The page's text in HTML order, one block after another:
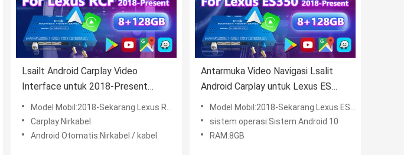
Lsailt Android Carplay Video
Interface untuk 2018-Present
Lexus RC 350 RC300 RCF RC300h
RC350
Model Mobil:2018-Sekarang Lexus RC 350 RC300 RCF RC300h RC350
Carplay:Nirkabel
Android Otomatis:Nirkabel / kabel
Antarmuka Video Navigasi Lsalit
Android Carplay untuk Lexus ES
300h ES250 ES350 ES300h 2018-
Sekarang
Model Mobil:2018-Sekarang Lexus ES 300h ES250 ES350 ES300h
sistem operasi:Sistem Android 10
RAM:8GB